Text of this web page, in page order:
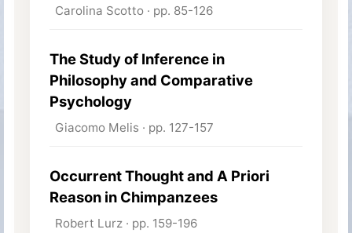
Carolina Scotto · pp. 85-126
The Study of Inference in
Philosophy and Comparative
Psychology
Giacomo Melis · pp. 127-157
Occurrent Thought and A Priori
Reason in Chimpanzees
Robert Lurz · pp. 159-196